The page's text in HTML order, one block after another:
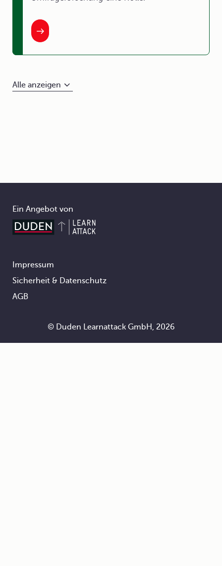
Alle anzeigen
Ein Angebot von
Footer
Impressum
Sicherheit & Datenschutz
AGB
© Duden Learnattack GmbH, 2026